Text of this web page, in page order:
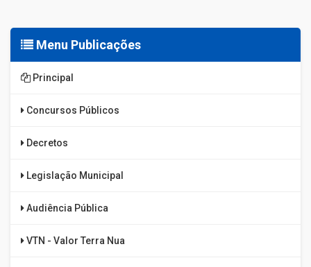
Menu Publicações
Principal
Concursos Públicos
Decretos
Legislação Municipal
Audiência Pública
VTN - Valor Terra Nua